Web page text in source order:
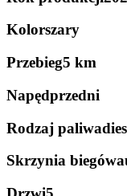
Kolorszary
Przebieg5 km
Napędprzedni
Rodzaj paliwa
Skrzynia biegów